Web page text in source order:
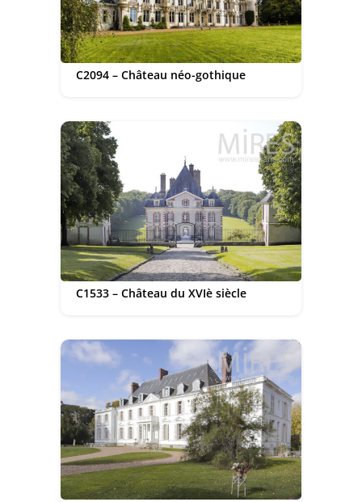
C2094 – Château néo-gothique
C1533 – Château du XVIè siècle